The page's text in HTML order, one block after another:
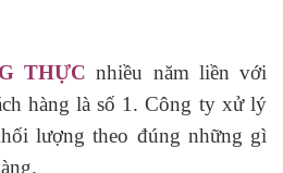
THỰC nhiều năm liền với
hàng là số 1. Công ty xử lý
lượng theo đúng những gì